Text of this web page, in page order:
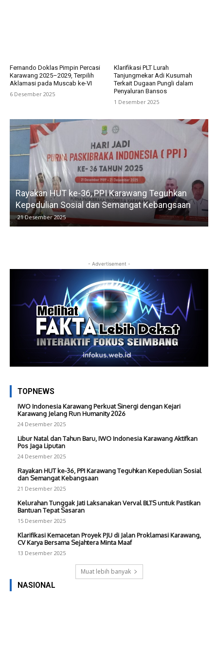
Fernando Doklas Pimpin Percasi
Karawang 2025–2029, Terpilih
Aklamasi pada Muscab ke-VI
6 Desember 2025
Klarifikasi PLT Lurah
Tanjungmekar Adi Kusumah
Terkait Dugaan Pungli dalam
Penyaluran Bansos
1 Desember 2025
Kelurahan Tunggak Jati Laksanakan Verval
untuk Pastikan Bantuan Tepat Sasaran
15 Desember 2025
- Advertisement -
TOPNEWS
IWO Indonesia Karawang Perkuat Sinergi dengan Kejari
Karawang Jelang Run Humanity 2026
24 Desember 2025
Libur Natal dan Tahun Baru, IWO Indonesia Karawang Aktifkan
Pos Jaga Liputan
24 Desember 2025
Rayakan HUT ke-36, PPI Karawang Teguhkan Kepedulian Sosial
dan Semangat Kebangsaan
21 Desember 2025
Kelurahan Tunggak Jati Laksanakan Verval BLTS untuk Pastikan
Bantuan Tepat Sasaran
15 Desember 2025
Klarifikasi Kemacetan Proyek PJU di Jalan Proklamasi Karawang,
CV Karya Bersama Sejahtera Minta Maaf
13 Desember 2025
Muat lebih banyak
NASIONAL